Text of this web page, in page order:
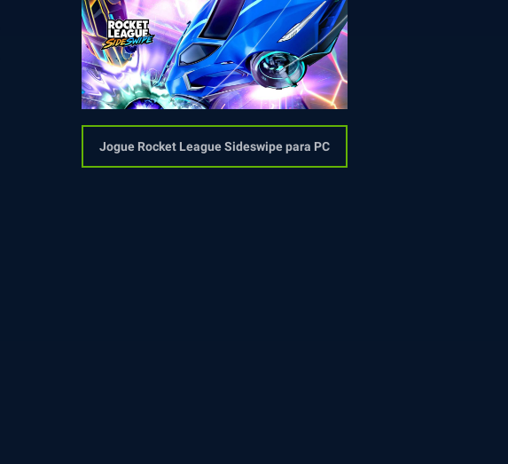
Jogue Rocket League Sideswipe para PC